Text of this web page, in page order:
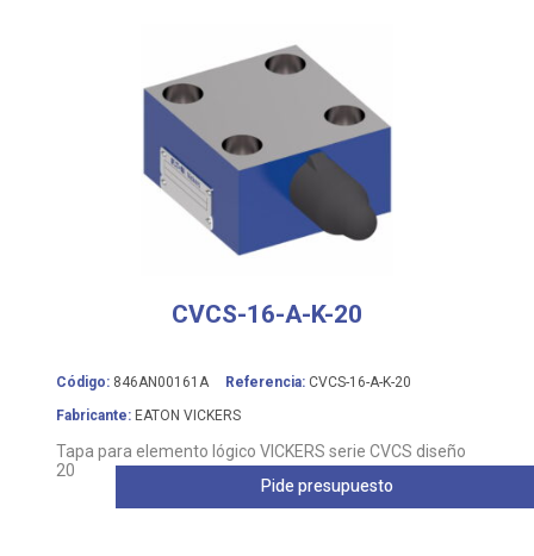
CVCS-16-A-K-20
Código: 846AN00161A Referencia: CVCS-16-A-K-20
Fabricante: EATON VICKERS
Tapa para elemento lógico VICKERS serie CVCS diseño
20
Pide presupuesto